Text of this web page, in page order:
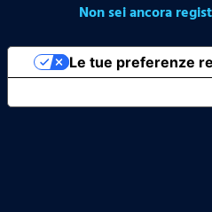
Non sei ancora
Le tue preferenze